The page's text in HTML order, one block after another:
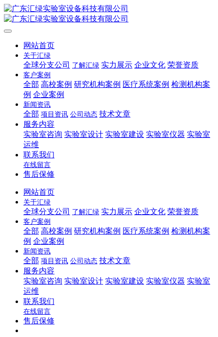
网站首页
关于汇绿
全球分支公司 了解汇绿 实力展示 企业文化 荣誉资质
客户案例
全部 高校案例 研究机构案例 医疗系统案例 检测机构案
例 企业案例
新闻资讯
全部 项目资讯 公司动态 技术文章
服务内容
实验室咨询 实验室设计 实验室建设 实验室仪器 实验室
运维
联系我们
在线留言
售后保修
网站首页
关于汇绿
全球分支公司 了解汇绿 实力展示 企业文化 荣誉资质
客户案例
全部 高校案例 研究机构案例 医疗系统案例 检测机构案
例 企业案例
新闻资讯
全部 项目资讯 公司动态 技术文章
服务内容
实验室咨询 实验室设计 实验室建设 实验室仪器 实验室
运维
联系我们
在线留言
售后保修